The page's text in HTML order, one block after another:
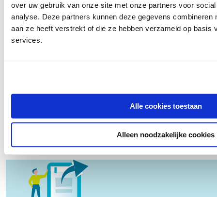
over uw gebruik van onze site met onze partners voor
analyse. Deze partners kunnen deze gegevens combineren
aan ze heeft verstrekt of die ze hebben verzameld op basis
services.
Alle cookies toestaan
Alleen noodzakelijke cookies